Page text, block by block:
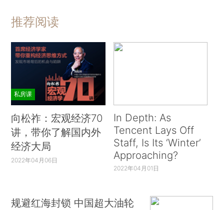
推荐阅读
私房课
向松祚：宏观经济70
讲，带你了解国内外
经济大局
2022年04月06日
In Depth: As
Tencent Lays Off
Staff, Is Its ‘Winter’
Approaching?
2022年04月01日
规避红海封锁 中国超大油轮